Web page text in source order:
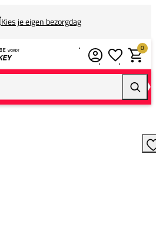
Kies je eigen bezorgdag
0